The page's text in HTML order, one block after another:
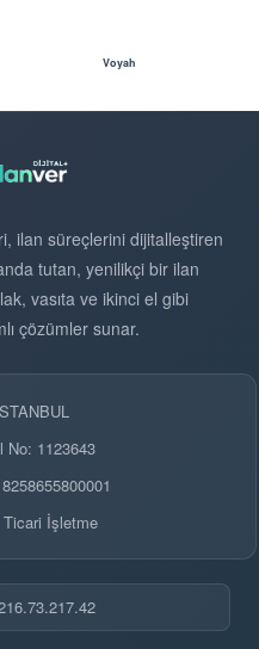
Voyah
ilan süreçlerini dijitalleştiren
tutan, yenilikçi bir ilan
vasıta ve ikinci el gibi
çözümler sunar.
No: 1123643
İşletme